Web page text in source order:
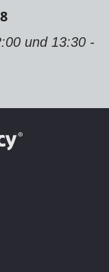
und 13:30 -